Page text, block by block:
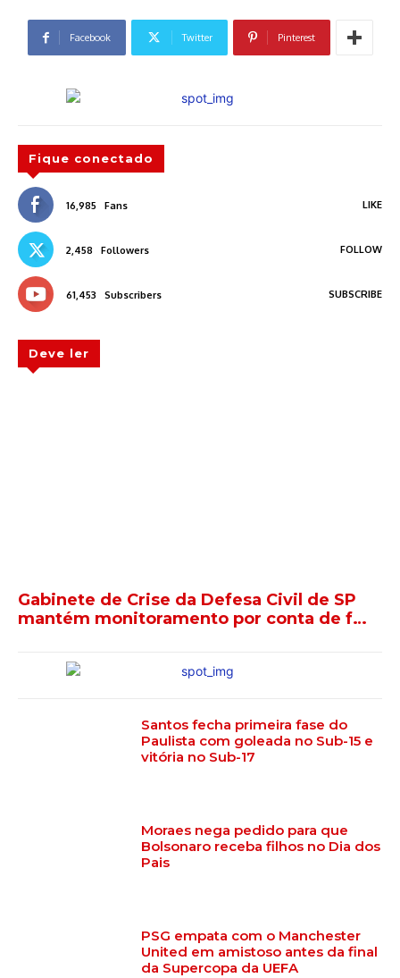
Facebook Twitter Pinterest
Fique conectado
16,985 Fans LIKE
2,458 Followers FOLLOW
61,453 Subscribers SUBSCRIBE
Deve ler
Gabinete de Crise da Defesa Civil de SP
mantém monitoramento por conta de f…
Santos fecha primeira fase do
Paulista com goleada no Sub-15 e
vitória no Sub-17
Moraes nega pedido para que
Bolsonaro receba filhos no Dia dos
Pais
PSG empata com o Manchester
United em amistoso antes da final
da Supercopa da UEFA